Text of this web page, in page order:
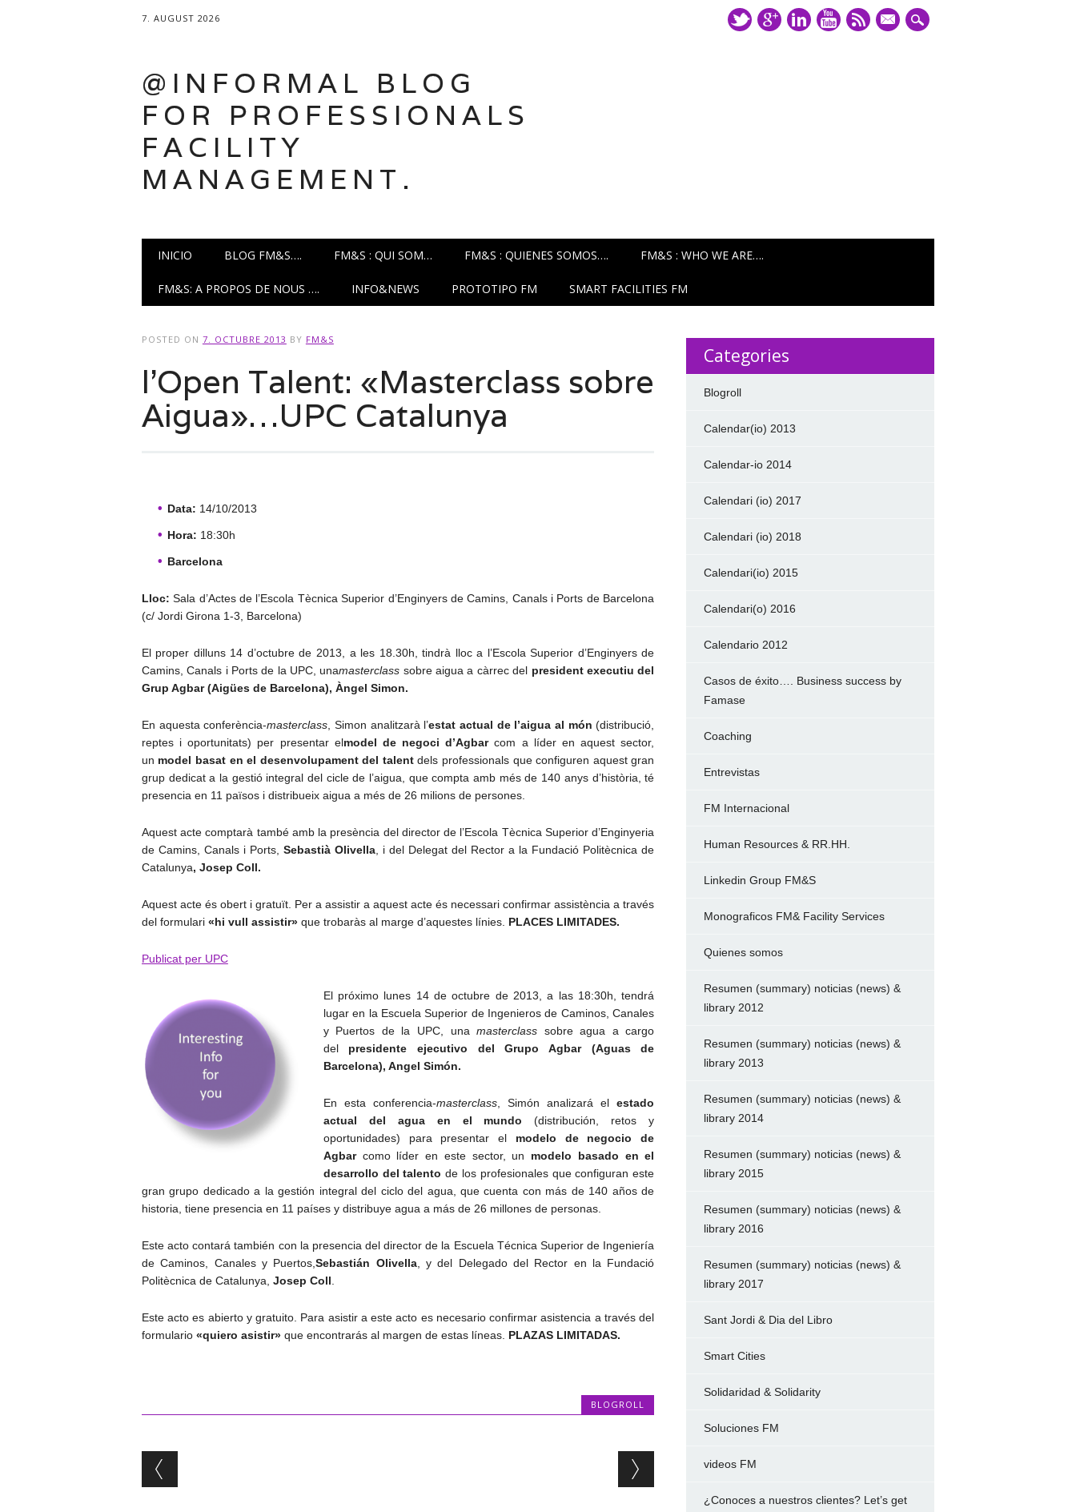
7. AUGUST 2026
mail
@INFORMAL BLOG
FOR PROFESSIONALS
FACILITY
MANAGEMENT.
Main menu
INICIO BLOG FM&S…. FM&S : QUI SOM… FM&S : QUIENES SOMOS…. FM&S : WHO WE ARE….
FM&S: A PROPOS DE NOUS …. INFO&NEWS PROTOTIPO FM SMART FACILITIES FM
POSTED ON 7. OCTUBRE 2013 BY FM&S
l’Open Talent: «Masterclass sobre
Aigua»…UPC Catalunya
Data: 14/10/2013
Hora: 18:30h
Barcelona
Lloc: Sala d’Actes de l’Escola Tècnica Superior d’Enginyers de Camins, Canals i Ports de Barcelona
(c/ Jordi Girona 1-3, Barcelona)
El proper dilluns 14 d’octubre de 2013, a les 18.30h, tindrà lloc a l’Escola Superior d’Enginyers de
Camins, Canals i Ports de la UPC, unamasterclass sobre aigua a càrrec del president executiu del
Grup Agbar (Aigües de Barcelona), Àngel Simon.
En aquesta conferència-masterclass , Simon analitzarà l’estat actual de l’aigua al món (distribució,
reptes i oportunitats) per presentar elmodel de negoci d’Agbarcom a líder en aquest sector,
un model basat en el desenvolupament del talentdels professionals que configuren aquest gran
grup dedicat a la gestió integral del cicle de l’aigua, que compta amb més de 140 anys d’història, té
presencia en 11 països i distribueix aigua a més de 26 milions de persones.
Aquest acte comptarà també amb la presència del director de l’Escola Tècnica Superior d’Enginyeria
de Camins, Canals i Ports, Sebastià Olivella , i del Delegat del Rector a la Fundació Politècnica de
Catalunya, Josep Coll.
Aquest acte és obert i gratuït. Per a assistir a aquest acte és necessari confirmar assistència a través
del formulari«hi vull assistir»que trobaràs al marge d’aquestes línies. PLACES LIMITADES.
Publicat per UPC
El próximo lunes 14 de octubre de 2013, a las 18:30h, tendrá
lugar en la Escuela Superior de Ingenieros de Caminos, Canales
y Puertos de la UPC, unamasterclass sobre agua a cargo
del presidente ejecutivo del Grupo Agbar (Aguas de
Barcelona), Angel Simón.
En esta conferencia-masterclass, Simón analizará elestado
actual del agua en el mundo (distribución, retos y
oportunidades) para presentar el modelo de negocio de
Agbarcomo líder en este sector, un modelo basado en el
desarrollo del talento de los profesionales que configuran este
gran grupo dedicado a la gestión integral del ciclo del agua, que cuenta con más de 140 años de
historia, tiene presencia en 11 países y distribuye agua a más de 26 millones de personas.
Este acto contará también con la presencia del director de la Escuela Técnica Superior de Ingeniería
de Caminos, Canales y Puertos,Sebastián Olivella, y del Delegado del Rector en la Fundació
Politècnica de Catalunya, Josep Coll
Este acto es abierto y gratuito. Para asistir a este acto es necesario confirmar asistencia a través del
formulario «quiero asistir»que encontrarás al margen de estas líneas. PLAZAS LIMITADAS.
BLOGROLL
Post navigation
Categories
Blogroll
Calendar(io) 2013
Calendar-io 2014
Calendari (io) 2017
Calendari (io) 2018
Calendari(io) 2015
Calendari(o) 2016
Calendario 2012
Casos de éxito…. Business success by
Famase
Coaching
Entrevistas
FM Internacional
Human Resources & RR.HH.
Linkedin Group FM&S
Monograficos FM& Facility Services
Quienes somos
Resumen (summary) noticias (news) &
library 2012
Resumen (summary) noticias (news) &
library 2013
Resumen (summary) noticias (news) &
library 2014
Resumen (summary) noticias (news) &
library 2015
Resumen (summary) noticias (news) &
library 2016
Resumen (summary) noticias (news) &
library 2017
Sant Jordi & Dia del Libro
Smart Cities
Solidaridad & Solidarity
Soluciones FM
videos FM
¿Conoces a nuestros clientes? Let’s get